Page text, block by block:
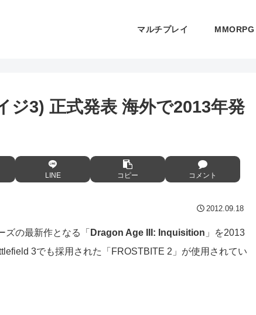
マルチプレイ MMORPG
3) 正式発表 海外で2013年発
LINE コピー コメント
2012.09.18
の最新作となる「 Dragon Age III: Inquisition 」を2013
3でも採用された「FROSTBITE 2」が使用されてい